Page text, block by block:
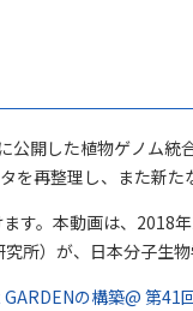
公開した植物ゲノム統
を再整理し、また新た
す。本動画は、2018
所）が、日本分子生物
の構築@ 第41